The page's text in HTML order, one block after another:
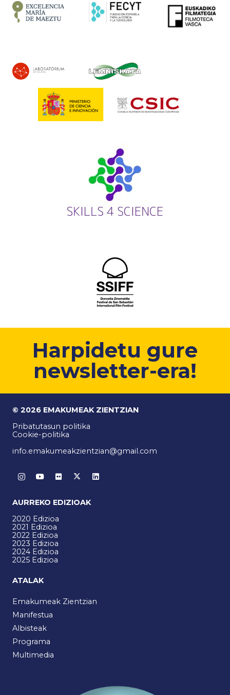
Harpidetu gure
newsletter-era!
© 2026 EMAKUMEAK ZIENTZIAN
Pribatutasun politika
Cookie-politika
info.emakumeakzientzian@gmail.com
AURREKO EDIZIOAK
2020 Edizioa
2021 Edizioa
2022 Edizioa
2023 Edizioa
2024 Edizioa
2025 Edizioa
ATALAK
Emakumeak Zientzian
Manifestua
Albisteak
Programa
Multimedia